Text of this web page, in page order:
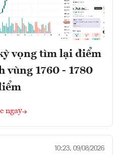
vọng tìm lại điểm
vùng 1760 - 1780
ngay
10:23, 09/08/2026